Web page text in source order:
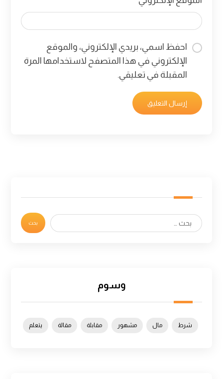
احفظ اسمي، بريدي الإلكتروني، والموقع
الإلكتروني في هذا المتصفح لاستخدامها المرة
المقبلة في تعليقي.
وسوم
شرط مال مشهور مقابلة مقالة يتعلم